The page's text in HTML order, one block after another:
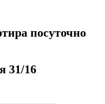
посуточно
31/16